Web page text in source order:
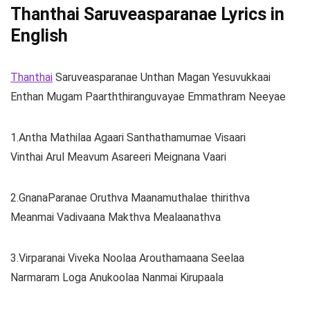
Thanthai Saruveasparanae Lyrics in
English
Thanthai Saruveasparanae Unthan Magan Yesuvukkaai
Enthan Mugam Paarththiranguvayae Emmathram Neeyae
1.Antha Mathilaa Agaari Santhathamumae Visaari
Vinthai Arul Meavum Asareeri Meignana Vaari
2.GnanaParanae Oruthva Maanamuthalae thirithva
Meanmai Vadivaana Makthva Mealaanathva
3.Virparanai Viveka Noolaa Arouthamaana Seelaa
Narmaram Loga Anukoolaa Nanmai Kirupaala